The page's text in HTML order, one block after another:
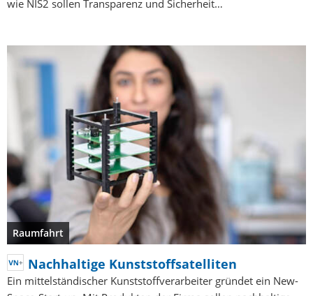
wie NIS2 sollen Transparenz und Sicherheit…
Raumfahrt
Nachhaltige Kunststoffsatelliten
Ein mittelständischer Kunststoffverarbeiter gründet ein New-